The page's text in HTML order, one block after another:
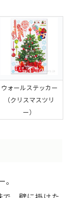
ウォールステッカー
（クリスマスツリ
ー）